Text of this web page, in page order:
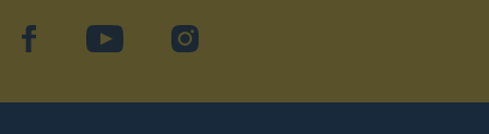
facebookYouTube Instagram